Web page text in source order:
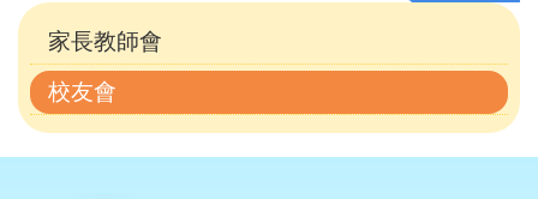
訂)
家長教師會
校友會